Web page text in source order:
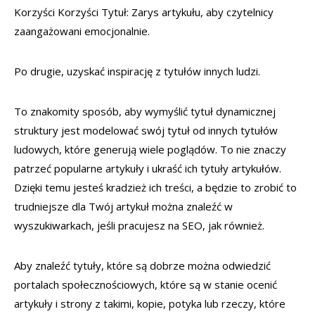
Korzyści Korzyści Tytuł: Zarys artykułu, aby czytelnicy
zaangażowani emocjonalnie.
Po drugie, uzyskać inspirację z tytułów innych ludzi.
To znakomity sposób, aby wymyślić tytuł dynamicznej
struktury jest modelować swój tytuł od innych tytułów
ludowych, które generują wiele poglądów. To nie znaczy
patrzeć popularne artykuły i ukraść ich tytuły artykułów.
Dzięki temu jesteś kradzież ich treści, a będzie to zrobić to
trudniejsze dla Twój artykuł można znaleźć w
wyszukiwarkach, jeśli pracujesz na SEO, jak również.
Aby znaleźć tytuły, które są dobrze można odwiedzić
portalach społecznościowych, które są w stanie ocenić
artykuły i strony z takimi, kopie, potyka lub rzeczy, które